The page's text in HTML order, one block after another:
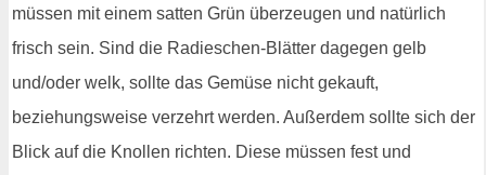
müssen mit einem satten Grün überzeugen und natürlich
frisch sein. Sind die Radieschen-Blätter dagegen gelb
und/oder welk, sollte das Gemüse nicht gekauft,
beziehungsweise verzehrt werden. Außerdem sollte sich der
Blick auf die Knollen richten. Diese müssen fest und